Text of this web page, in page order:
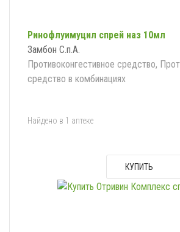
Ринофлуимуцил спрей наз 10мл
Замбон С.п.А.
Противоконгестивное средство,
средство в комбинациях
Найдено в 1 аптеке
КУПИТЬ